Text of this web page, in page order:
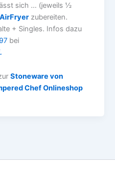
sich … (jeweils ½
zubereiten.
+ Singles. Infos dazu
bei
Stoneware von
Chef Onlineshop